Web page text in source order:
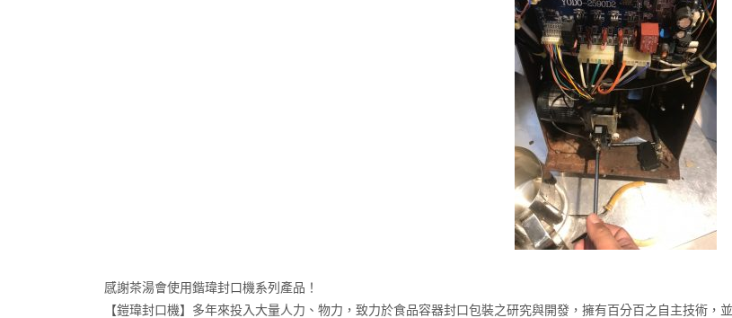
感謝茶湯會使用鍇瑋封口機系列產品！
【鎧瑋封口機】多年來投入大量人力、物力，致力於食品容器封口包裝之研究與開發，擁有百分百之自主技術，